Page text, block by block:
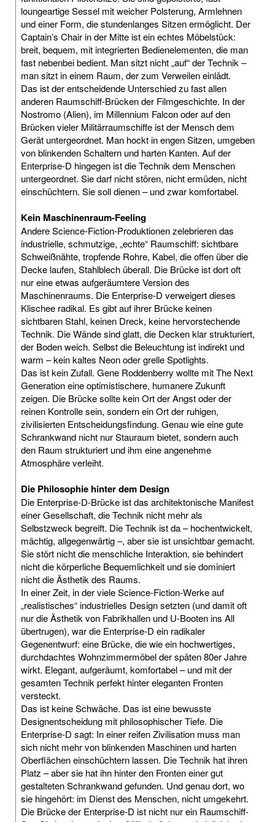
loungeartige Sessel mit weicher Polsterung, Armlehnen
und einer Form, die stundenlanges Sitzen ermöglicht. Der
Captain’s Chair in der Mitte ist ein echtes Möbelstück:
breit, bequem, mit integrierten Bedienelementen, die man
fast nebenbei bedient. Man sitzt nicht „auf“ der Technik –
man sitzt in einem Raum, der zum Verweilen einlädt.
Das ist der entscheidende Unterschied zu fast allen
anderen Raumschiff-Brücken der Filmgeschichte. In der
Nostromo (Alien), im Millennium Falcon oder auf den
Brücken vieler Militärraumschiffe ist der Mensch dem
Gerät untergeordnet. Man hockt in engen Sitzen, umgeben
von blinkenden Schaltern und harten Kanten. Auf der
Enterprise-D hingegen ist die Technik dem Menschen
untergeordnet. Sie darf nicht stören, nicht ermüden, nicht
einschüchtern. Sie soll dienen – und zwar komfortabel.
Kein Maschinenraum-Feeling
Andere Science-Fiction-Produktionen zelebrieren das
industrielle, schmutzige, „echte“ Raumschiff: sichtbare
Schweißnähte, tropfende Rohre, Kabel, die offen über die
Decke laufen, Stahlblech überall. Die Brücke ist dort oft
nur eine etwas aufgeräumtere Version des
Maschinenraums. Die Enterprise-D verweigert dieses
Klischee radikal. Es gibt auf ihrer Brücke keinen
sichtbaren Stahl, keinen Dreck, keine hervorstechende
Technik. Die Wände sind glatt, die Decken klar strukturiert,
der Boden weich. Selbst die Beleuchtung ist indirekt und
warm – kein kaltes Neon oder grelle Spotlights.
Das ist kein Zufall. Gene Roddenberry wollte mit The Next
Generation eine optimistischere, humanere Zukunft
zeigen. Die Brücke sollte kein Ort der Angst oder der
reinen Kontrolle sein, sondern ein Ort der ruhigen,
zivilisierten Entscheidungsfindung. Genau wie eine gute
Schrankwand nicht nur Stauraum bietet, sondern auch
den Raum strukturiert und ihm eine angenehme
Atmosphäre verleiht.
Die Philosophie hinter dem Design
Die Enterprise-D-Brücke ist das architektonische Manifest
einer Gesellschaft, die Technik nicht mehr als
Selbstzweck begreift. Die Technik ist da – hochentwickelt,
mächtig, allgegenwärtig –, aber sie ist unsichtbar gemacht.
Sie stört nicht die menschliche Interaktion, sie behindert
nicht die körperliche Bequemlichkeit und sie dominiert
nicht die Ästhetik des Raums.
In einer Zeit, in der viele Science-Fiction-Werke auf
„realistisches“ industrielles Design setzten (und damit oft
nur die Ästhetik von Fabrikhallen und U-Booten ins All
übertrugen), war die Enterprise-D ein radikaler
Gegenentwurf: eine Brücke, die wie ein hochwertiges,
durchdachtes Wohnzimmermöbel der späten 80er Jahre
wirkt. Elegant, aufgeräumt, komfortabel – und mit der
gesamten Technik perfekt hinter eleganten Fronten
versteckt.
Das ist keine Schwäche. Das ist eine bewusste
Designentscheidung mit philosophischer Tiefe. Die
Enterprise-D sagt: In einer reifen Zivilisation muss man
sich nicht mehr von blinkenden Maschinen und harten
Oberflächen einschüchtern lassen. Die Technik hat ihren
Platz – aber sie hat ihn hinter den Fronten einer gut
gestalteten Schrankwand gefunden. Und genau dort, wo
sie hingehört: im Dienst des Menschen, nicht umgekehrt.
Die Brücke der Enterprise-D ist nicht nur ein Raumschiff-